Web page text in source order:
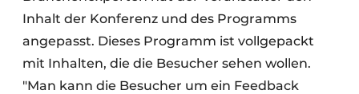
Inhalt der Konferenz und des Programms
angepasst. Dieses Programm ist vollgepackt
mit Inhalten, die die Besucher sehen wollen.
"Man kann die Besucher um ein Feedback